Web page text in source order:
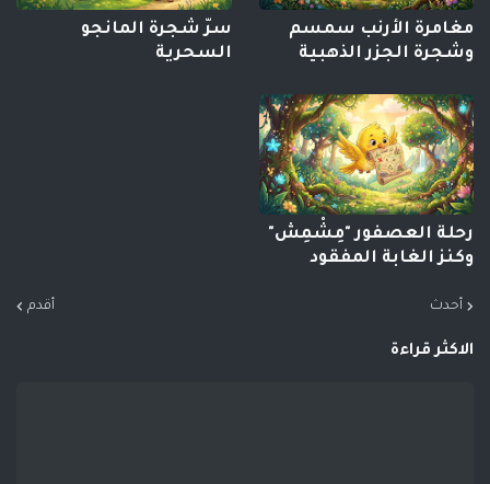
مغامرة الأرنب سمسم
وشجرة الجزر الذهبية
سرّ شجرة المانجو
السحرية
رحلة العصفور "مِشْمِش"
وكنز الغابة المفقود
أحدث أقدم
الاكثر قراءة